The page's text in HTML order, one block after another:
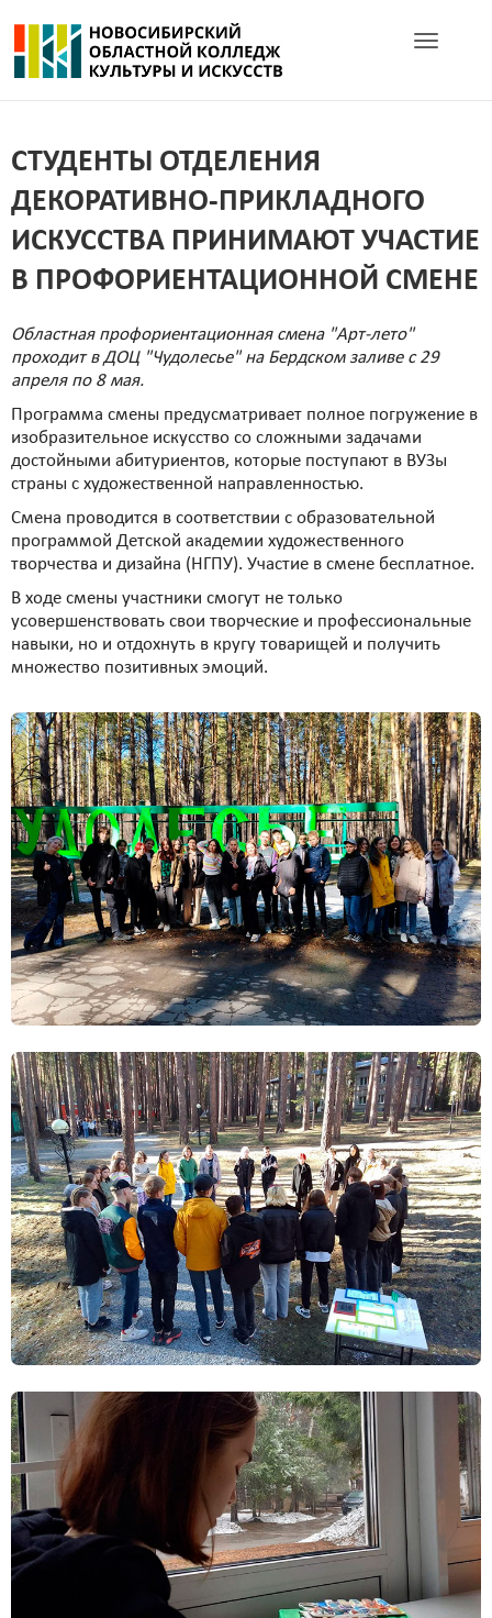
Toggle
СТУДЕНТЫ ОТДЕЛЕНИЯ
ДЕКОРАТИВНО-ПРИКЛАДНОГО
ИСКУССТВА ПРИНИМАЮТ УЧАСТИЕ
В ПРОФОРИЕНТАЦИОННОЙ СМЕНЕ
Областная профориентационная смена "Арт-лето"
проходит в ДОЦ "Чудолесье" на Бердском заливе с 29
апреля по 8 мая.
Программа смены предусматривает полное погружение в
изобразительное искусство со сложными задачами
достойными абитуриентов, которые поступают в ВУЗы
страны с художественной направленностью.
Смена проводится в соответствии с образовательной
программой Детской академии художественного
творчества и дизайна (НГПУ). Участие в смене бесплатное.
В ходе смены участники смогут не только
усовершенствовать свои творческие и профессиональные
навыки, но и отдохнуть в кругу товарищей и получить
множество позитивных эмоций.